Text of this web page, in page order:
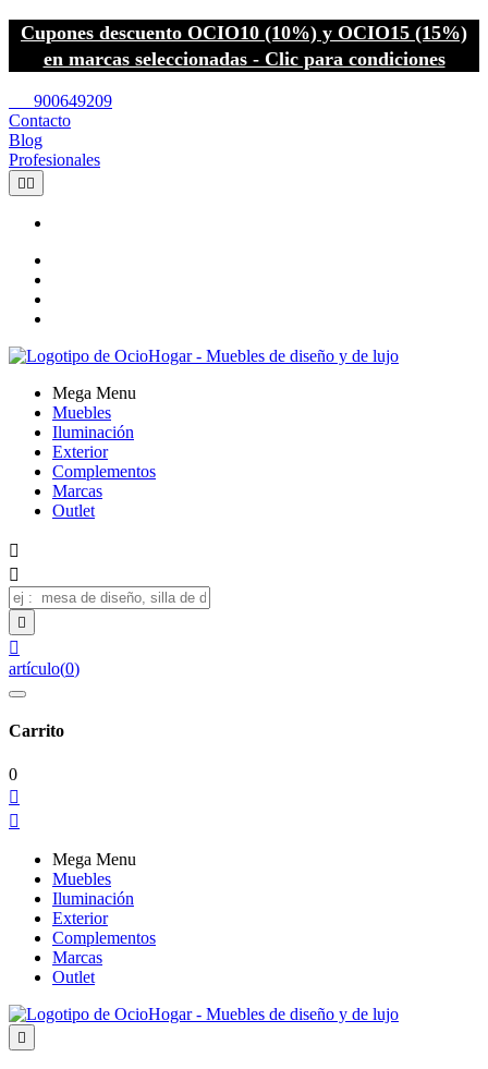
Cupones descuento OCIO10 (10%) y OCIO15 (15%)
en marcas seleccionadas - Clic para condiciones
900649209
Contacto
Blog
Profesionales
 
Mega Menu
Muebles
Iluminación
Exterior
Complementos
Marcas
Outlet




artículo(0)
Carrito
0


Mega Menu
Muebles
Iluminación
Exterior
Complementos
Marcas
Outlet
